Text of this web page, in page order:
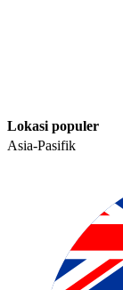
Lokasi populer​​
Asia-Pasifik​​